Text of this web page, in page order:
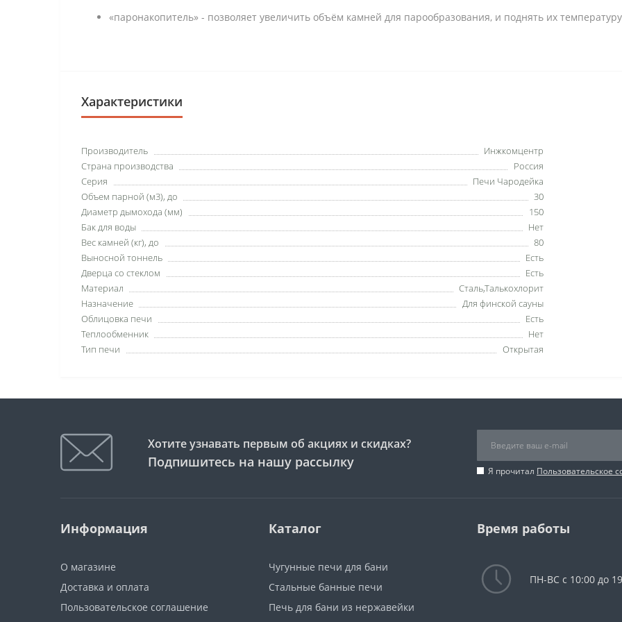
«паронакопитель» - позволяет увеличить объём камней для парообразования, и поднять их
Характеристики
Производитель
Инжкомцентр
Страна производства
Россия
Серия
Печи Чародейка
Объем парной (м3), до
30
Диаметр дымохода (мм)
150
Бак для воды
Нет
Вес камней (кг), до
80
Выносной тоннель
Есть
Дверца со стеклом
Есть
Материал
Сталь,Талькохлорит
Назначение
Для финской сауны
Облицовка печи
Есть
Теплообменник
Нет
Тип печи
Открытая
Хотите узнавать первым об акциях и скидках?
Подпишитесь на нашу рассылку
Я прочитал Пользовательское
Информация
О магазине
Доставка и оплата
Пользовательское соглашение
Каталог
Чугунные печи для бани
Стальные банные печи
Печь для бани из нержавейки
Время работы
ПН-ВС с 10:00 до